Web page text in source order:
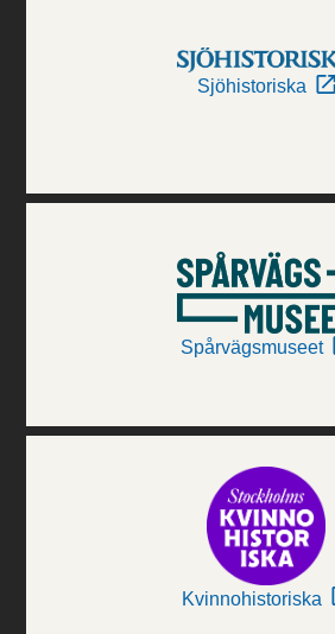
Sjöhistoriska
Spårvägsmuseet
Kvinnohistoriska